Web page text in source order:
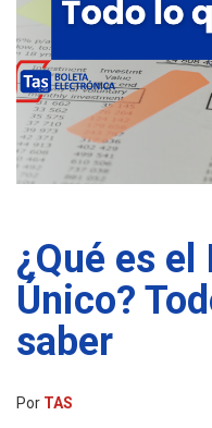
¿Qué es
Único?
saber
Por TAS